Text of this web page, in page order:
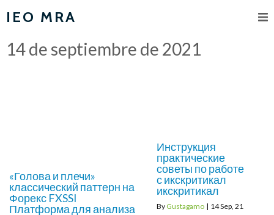
IEO MRA
14 de septiembre de 2021
«Голова и плечи»
классический паттерн на
Форекс FXSSI
Платформа для анализа
Инструкция
практические
советы по работе
с икскритикал
икскритикал
By Gustagamo | 14Sep, 21